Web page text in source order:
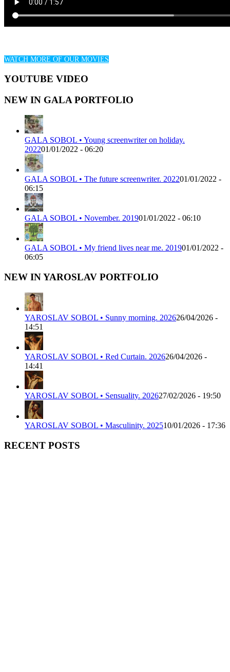
WATCH MORE OF OUR MOVIES
YOUTUBE VIDEO
NEW IN GALA PORTFOLIO
GALA SOBOL • Young screenwriter on holiday.
202201/01/2022 - 06:20
GALA SOBOL • The future screenwriter. 202201/01/2022 -
06:15
GALA SOBOL • November. 201901/01/2022 - 06:10
GALA SOBOL • My friend lives near me. 201901/01/2022 -
06:05
NEW IN YAROSLAV PORTFOLIO
YAROSLAV SOBOL • Sunny morning. 202626/04/2026 -
14:51
YAROSLAV SOBOL • Red Curtain. 202626/04/2026 -
14:41
YAROSLAV SOBOL • Sensuality. 202627/02/2026 - 19:50
YAROSLAV SOBOL • Masculinity. 202510/01/2026 - 17:36
RECENT POSTS